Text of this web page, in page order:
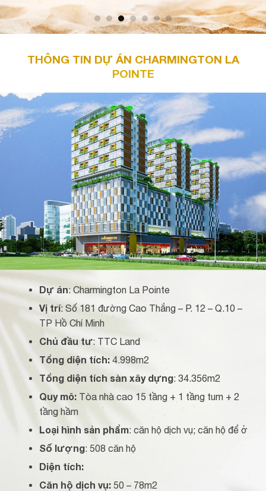
THÔNG TIN DỰ ÁN CHARMINGTON LA
POINTE
Dự án: Charmington La Pointe
Vị trí: Số 181 đường Cao Thắng – P. 12 – Q.10 –
TP Hồ Chí Minh
Chủ đầu tư: TTC Land
Tổng diện tích:4.998m2
Tổng diện tích sàn xây dựng: 34.356m2
Quy mô:Tòa nhà cao 15 tầng + 1 tầng tum + 2
tầng hầm
Loại hình sản phẩm: căn hộ dịch vụ; căn hộ để ở
Số lượng: 508 căn hộ
Diện tích:
Căn hộ dịch vụ:50 – 78m2